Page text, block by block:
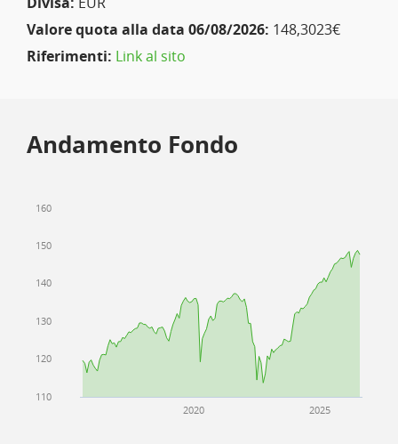
Valore quota alla data 06/08/2026: 148,3023€
Riferimenti: Link al sito
Andamento Fondo
2020 2025
110
120
130
140
150
160